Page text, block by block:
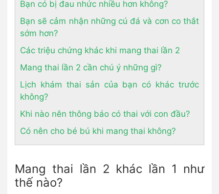
Bạn có bị đau nhức nhiều hơn không?
Bạn sẽ cảm nhận những cú đá và cơn co thắt
sớm hơn?
Các triệu chứng khác khi mang thai lần 2
Mang thai lần 2 cần chú ý những gì?
Lịch khám thai sản của bạn có khác trước
không?
Khi nào nên thông báo có thai với con đầu?
Có nên cho bé bú khi mang thai không?
Mang thai lần 2 khác lần 1 như
thế nào?